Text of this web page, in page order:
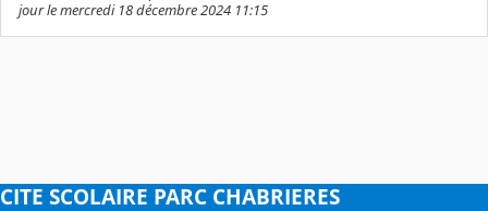
jour le mercredi 18 décembre 2024 11:15
CITE SCOLAIRE PARC CHABRIERES